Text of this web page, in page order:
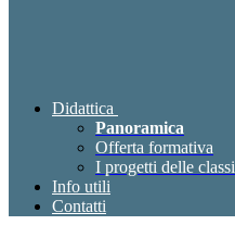
Didattica
Panoramica
Offerta formativa
I progetti delle classi
Info utili
Contatti